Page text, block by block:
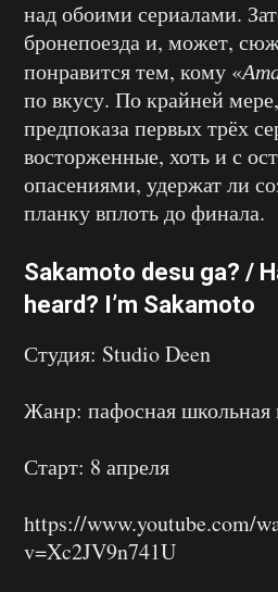
над обоими сериалами.
бронепоезда и, может,
понравится тем, кому «
по вкусу. По крайней
предпоказа первых трёх
восторженные, хоть и с
опасениями, удержат ли
планку вплоть до финала.
Sakamoto desu ga? /
heard? I’m Sakamoto
Студия: Studio Deen
Жанр: пафосная школьная
Старт: 8 апреля
https://www.youtube.com/
v=Xc2JV9n741U